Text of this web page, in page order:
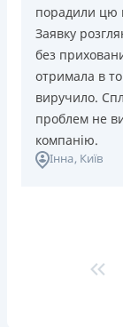
порадили цю
Заявку
без
отримала в
виручило.
проблем не
компанію.
Інна, Київ